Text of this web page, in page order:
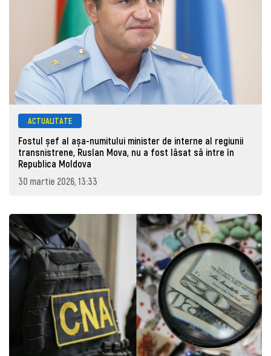
ACTUALITATE
Fostul șef al așa-numitului minister de interne al regiunii
transnistrene, Ruslan Mova, nu a fost lăsat să intre în
Republica Moldova
30 martie 2026, 13:33